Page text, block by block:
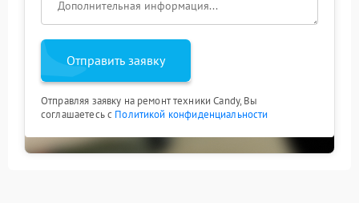
Отправить заявку
Отправляя заявку на ремонт техники Candy, Вы
соглашаетесь с Политикой конфиденциальности